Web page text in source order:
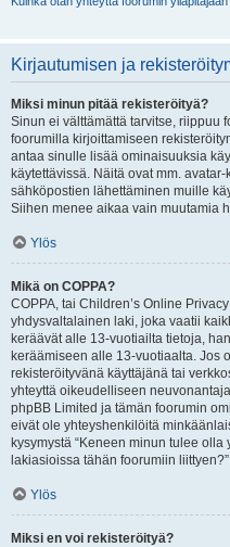
Kirjautumisen ja
Miksi minun pitää rekisteröityä?
Sinun ei välttämättä tarvitse, riippuu
foorumilla kirjoittamiseen
antaa sinulle lisää ominaisuuksia
käytettävissä. Näitä ovat mm.
sähköpostien lähettäminen muille
Siihen menee aikaa vain muutamia
Ylös
Mikä on COPPA?
COPPA, tai Children’s Online
yhdysvaltalainen laki, joka vaatii
keräävät alle 13-vuotiailta tietoja,
keräämiseen alle 13-vuotiaalta. Jos
rekisteröityvänä käyttäjänä tai
yhteyttä oikeudelliseen
phpBB Limited ja tämän foorumin
eivät ole yhteyshenkilöitä
kysymystä “Keneen minun tulee
lakiasioissa tähän foorumiin
Ylös
Miksi en voi rekisteröityä?